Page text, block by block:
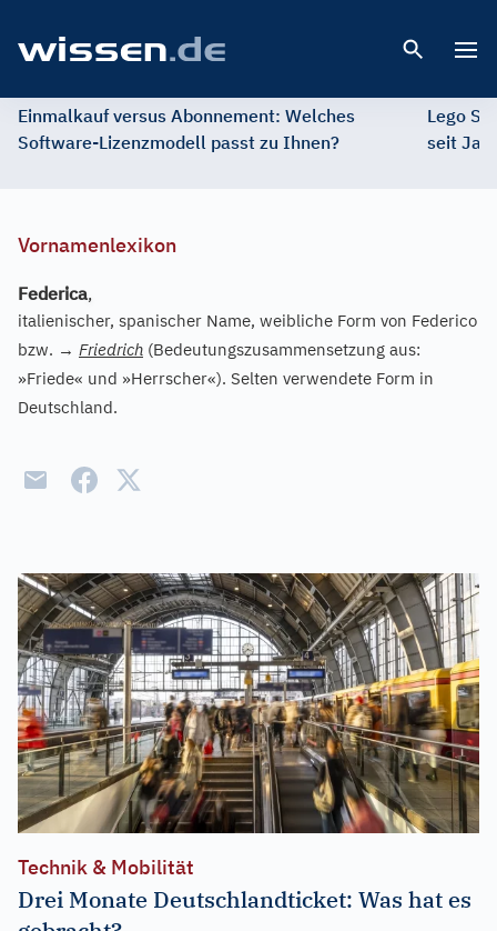
Einmalkauf versus Abonnement: Welches
Software-Lizenzmodell passt zu Ihnen?
Lego
seit
Vornamenlexikon
Federica,
italienischer, spanischer Name, weibliche Form von Federico
bzw. → Friedrich (Bedeutungszusammensetzung aus:
»Friede« und »Herrscher«). Selten verwendete Form in
Deutschland.
Technik & Mobilität
Drei Monate Deutschlandticket: Was hat es